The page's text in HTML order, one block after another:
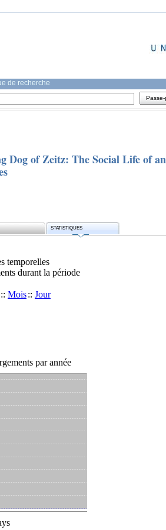
de recherche
Dog of Zeitz: The Social Life of
STATISTIQUES